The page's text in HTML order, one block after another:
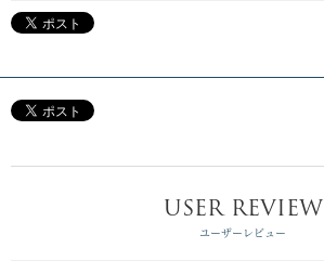
USER REVIEW
ユーザーレビュー